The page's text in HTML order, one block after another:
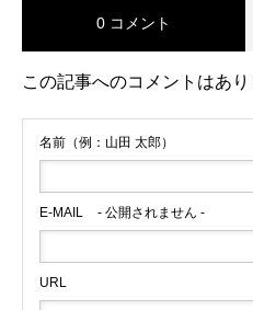
0 コメント
この記事へのコメントはあり
名前（例：山田 太郎）
E-MAIL - 公開されません -
URL